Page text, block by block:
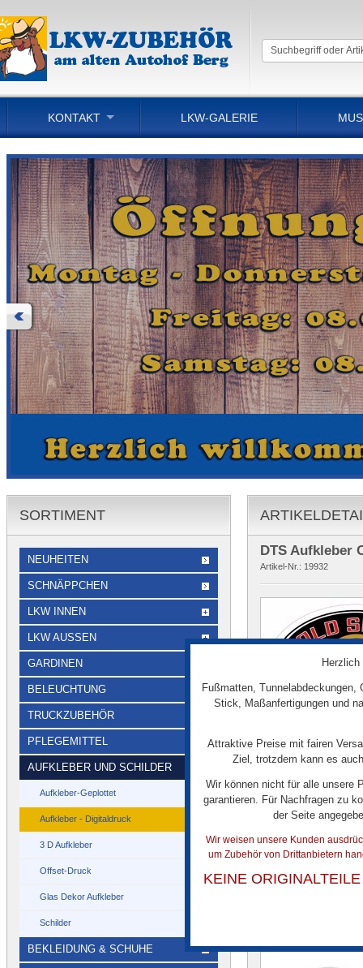
KONTAKT LKW-GALERIE
DTS Aufkleber
Artikel-Nr.: 19932
DTS Aufkleber Old
Lenkrad mit zwei
SORTIMENT
NEUHEITEN
SCHNÄPPCHEN
LKW INNEN
LKW AUSSEN
GARDINEN
BELEUCHTUNG
TRUCKZUBEHÖR
PFLEGEMITTEL
AUFKLEBER UND SCHILDER
Aufkleber-Geplottet
Aufkleber - Digitaldruck
3 D Aufkleber
Offset-Druck
Glas Dekor Aufkleber
Schilder
BEKLEIDUNG & SCHUHE
Herzlich
Fußmatten, Tunnelabdeckungen,
Stick, Maßanfertigungen und
Attraktive Preise mit fairen
Ziel, trotzdem kann es
Wir können nicht für alle unsere
garantieren. Für Nachfragen zu
der Seite
Wir weisen unsere Kunden
um Zubehör von Drittanbietern
KEINE